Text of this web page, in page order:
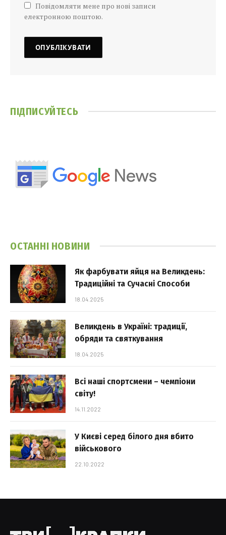
Повідомляти мене про нові записи
електронною поштою.
ПІДПИСУЙТЕСЬ
ОСТАННІ НОВИНИ
Як фарбувати яйця на Великдень:
Традиційні та Сучасні Способи
18.04.2025
Великдень в Україні: традиції,
обряди та святкування
18.04.2025
Всі наші спортсмени – чемпіони
світу!
14.11.2022
У Києві серед білого дня вбито
військового
22.10.2022